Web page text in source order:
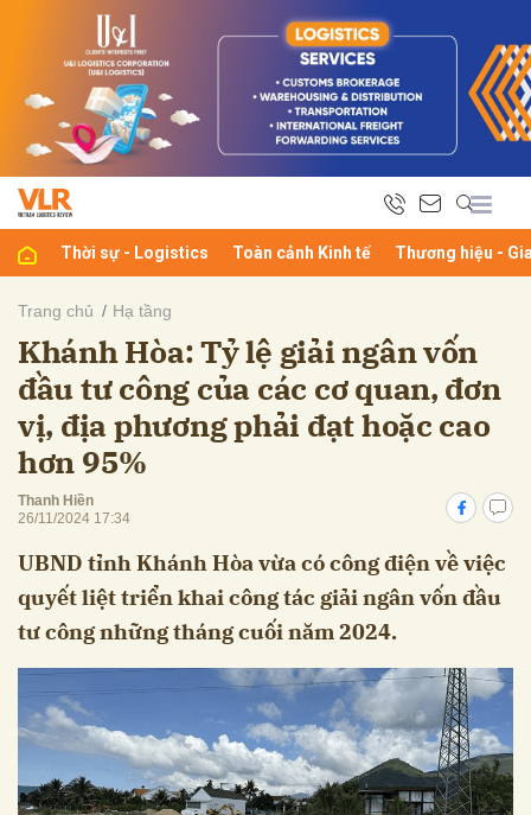
Thời sự - Logistics Toàn cảnh Kinh tế Thương hiệu -
Trang chủ Hạ tầng
Khánh Hòa: Tỷ lệ giải ngân vốn
đầu tư công của các cơ quan, đơn
vị, địa phương phải đạt hoặc cao
hơn 95%
Thanh Hiền
26/11/2024 17:34
UBND tỉnh Khánh Hòa vừa có công điện về việc
quyết liệt triển khai công tác giải ngân vốn đầu
tư công những tháng cuối năm 2024.
luận
Hủy